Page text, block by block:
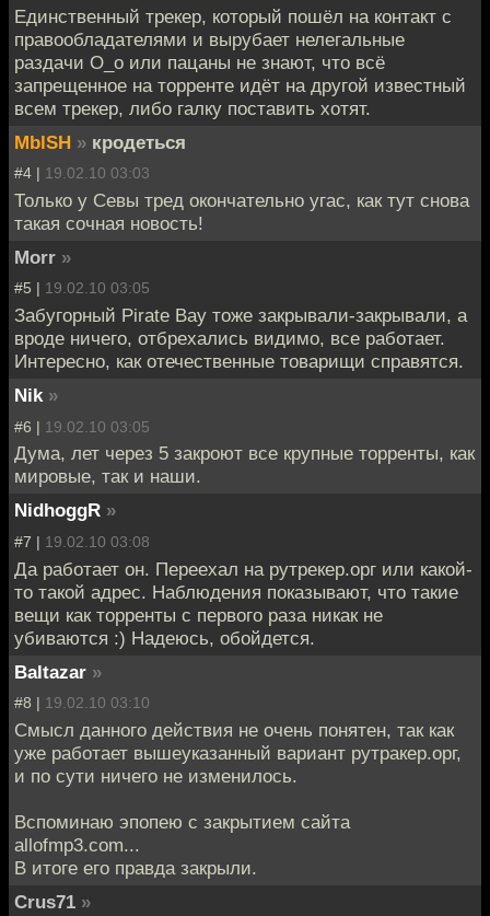
Единственный трекер, который пошёл на контакт с
правообладателями и вырубает нелегальные
раздачи О_о или пацаны не знают, что всё
запрещенное на торренте идёт на другой известный
всем трекер, либо галку поставить хотят.
MblSH » кродеться
#4 | 19.02.10 03:03
Только у Севы тред окончательно угас, как тут снова
такая сочная новость!
Morr »
#5 | 19.02.10 03:05
Забугорный Pirate Bay тоже закрывали-закрывали, а
вроде ничего, отбрехались видимо, все работает.
Интересно, как отечественные товарищи справятся.
Nik »
#6 | 19.02.10 03:05
Дума, лет через 5 закроют все крупные торренты, как
мировые, так и наши.
NidhoggR »
#7 | 19.02.10 03:08
Да работает он. Переехал на рутрекер.орг или какой-
то такой адрес. Наблюдения показывают, что такие
вещи как торренты с первого раза никак не
убиваются :) Надеюсь, обойдется.
Baltazar »
#8 | 19.02.10 03:10
Смысл данного действия не очень понятен, так как
уже работает вышеуказанный вариант рутракер.орг,
и по сути ничего не изменилось.
Вспоминаю эпопею с закрытием сайта
allofmp3.com...
В итоге его правда закрыли.
Crus71 »